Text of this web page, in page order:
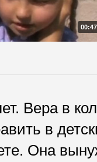
Вера в
в
Она